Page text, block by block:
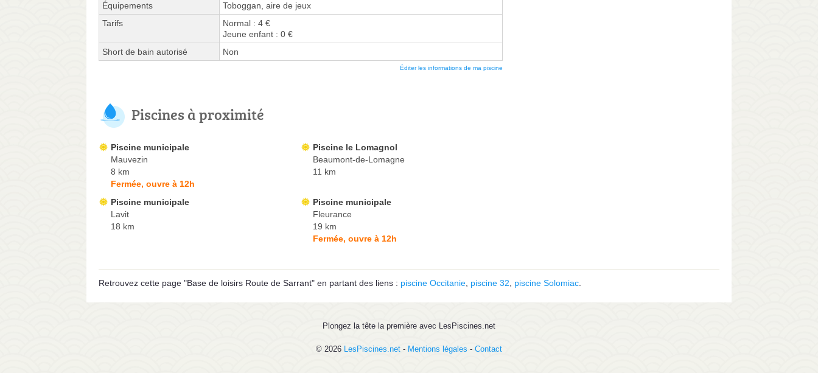
Équipements
Toboggan, aire de jeux
Tarifs
Normal : 4 €
Jeune enfant : 0 €
Short de bain autorisé
Non
Éditer les informations de ma piscine
Piscines à proximité
Piscine municipale
Mauvezin
8 km
Fermée, ouvre à 12h
Piscine le Lomagnol
Beaumont-de-Lomagne
11 km
Piscine municipale
Lavit
18 km
Piscine municipale
Fleurance
19 km
Fermée, ouvre à 12h
Retrouvez cette page "Base de loisirs Route de Sarrant" en partant des liens : piscine Occitanie piscine 32 piscine Solomiac
Plongez la tête la première avec LesPiscines.net
© 2026 LesPiscines.net - Mentions légales - Contact